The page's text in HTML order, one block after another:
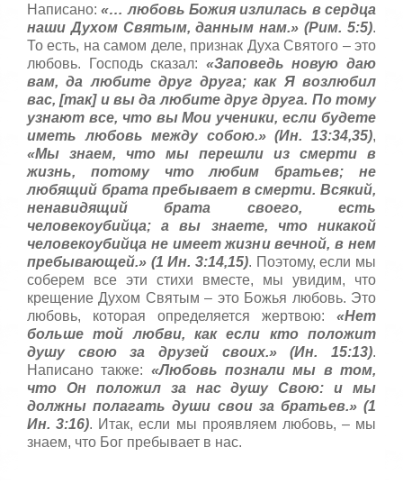
с
т
а
,
о
ц
е
н
и
т
е
Написано:«… любовь Божия излилась в сердца
наши Духом Святым, данным нам.» (Рим. 5:5).
То есть, на самом деле, признак Духа Святого – это
любовь. Господь сказал: «Заповедь новую даю
вам, да любите друг друга; как Я возлюбил
вас, [так] и вы да любите друг друга. По тому
узнают все, что вы Мои ученики, если будете
иметь любовь между собою.» (Ин. 13:34,35),
«Мы знаем, что мы перешли из смерти в
жизнь, потому что любим братьев; не
любящий брата пребывает в смерти. Всякий,
ненавидящий брата своего, есть
человекоубийца; а вы знаете, что никакой
человекоубийца не имеет жизни вечной, в нем
пребывающей.» (1 Ин. 3:14,15). Поэтому, если мы
соберем все эти стихи вместе, мы увидим, что
крещение Духом Святым – это Божья любовь. Это
любовь, которая определяется жертвою: «Нет
больше той любви, как если кто положит
душу свою за друзей своих.» (Ин. 15:13).
Написано также: «Любовь познали мы в том,
что Он положил за нас душу Свою: и мы
должны полагать души свои за братьев.» (1
Ин. 3:16). Итак, если мы проявляем любовь, – мы
знаем, что Бог пребывает в нас.